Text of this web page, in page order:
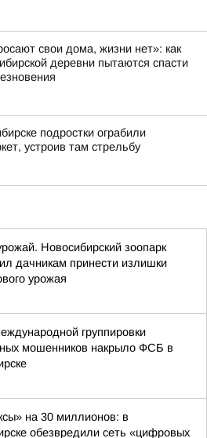
свои дома, жизни нет»: как
деревни пытаются спасти
подростки ограбили
устроив там стрельбу
Новосибирский зоопарк
дачникам принести излишки
урожая
группировки
мошенников накрыло ФСБ в
на 30 миллионов: в
обезвредили сеть «цифровых